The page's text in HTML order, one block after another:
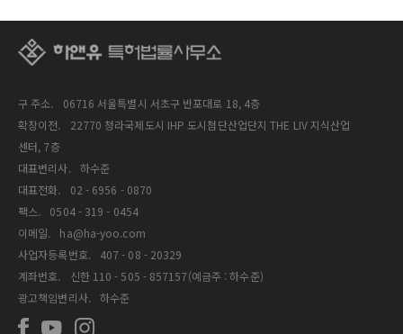
구 주소.
06716 서울특별시 서초구 반포대로 18, 4층
확장이전.
22770 청라국제도시 IHP 도시첨단산업단지 THE LIV 지식산업
센터, 7층
대표변리사.
하수준
대표전화.
02 - 6956 - 0870
팩스.
0504 - 319 - 0454
이메일.
ha@ha-yoo.com
사업자등록번호.
407 - 08 - 20329
계좌번호.
신한 110 - 505 - 857157(예금주 : 하수준)
광고책임변리사.
하수준